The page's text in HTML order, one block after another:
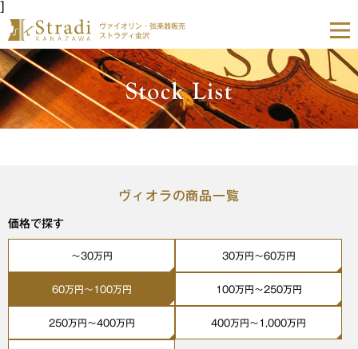
]
ヴァイオリン・弦楽器販売
ストラディ金沢
ヴィオラの商品一覧
価格で探す
〜30万円 30万円〜60万円
60万円〜100万円 100万円〜250万円
250万円〜400万円 400万円〜1,000万円